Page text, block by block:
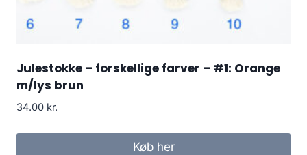
Julestokke – forskellige farver – #1: Orange
m/lys brun
34.00 kr.
Køb her